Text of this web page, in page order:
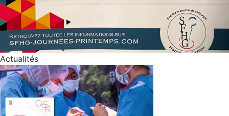
Actualités